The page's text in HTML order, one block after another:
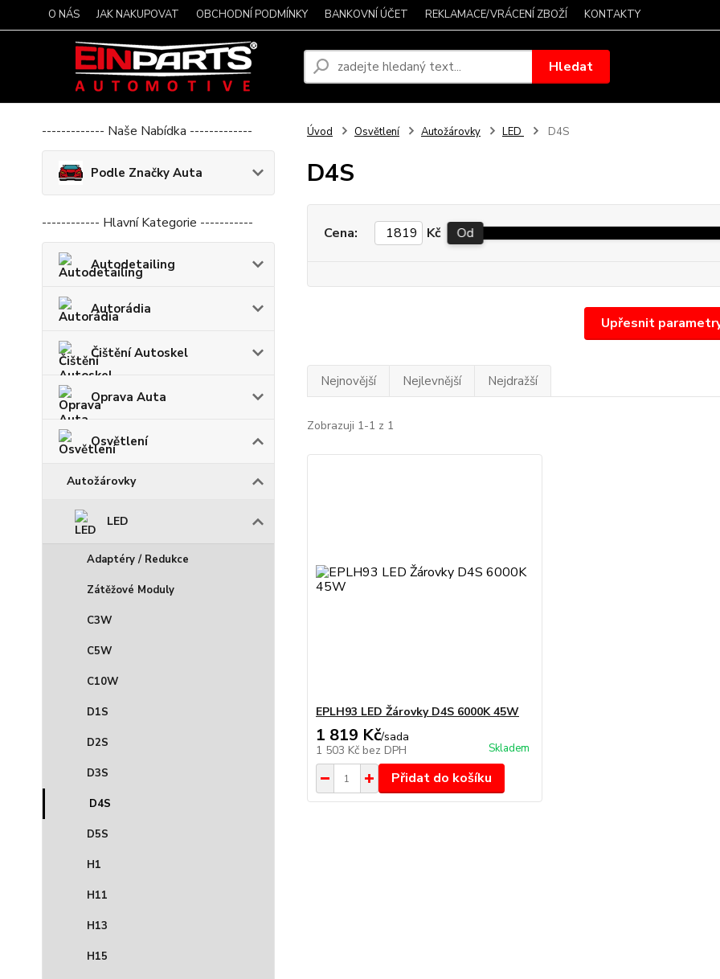
O NÁS JAK NAKUPOVAT OBCHODNÍ PODMÍNKY BANKOVNÍ ÚČET REKLAMACE/VRÁCENÍ ZBOŽÍ KONTAKTY
Hledat
------------- Naše Nabídka -------------
Podle Značky Auta
------------ Hlavní Kategorie -----------
Autodetailing
Autorádia
Čištění Autoskel
Oprava Auta
Osvětlení
Autožárovky
LED
Adaptéry / Redukce
Zátěžové Moduly
C3W
C5W
C10W
D1S
D2S
D3S
D4S
D5S
H1
H11
H13
H15
Úvod Osvětlení Autožárovky LED D4S
D4S
Upřesnit
Cena: Kč Od
Nejnovější Nejlevnější Nejdražší
Zobrazuji 1-1 z 1
EPLH93 LED Žárovky D4S 6000K 45W
1 819 Kč/sada
1 503 Kč bez DPH Skladem
Přidat do košíku